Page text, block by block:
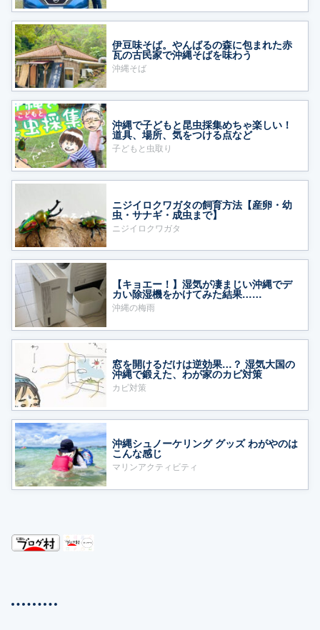
伊豆味そば。やんばるの森に包まれた赤
瓦の古民家で沖縄そばを味わう
沖縄そば
沖縄で子どもと昆虫採集めちゃ楽しい！
道具、場所、気をつける点など
子どもと虫取り
ニジイロクワガタの飼育方法【産卵・幼
虫・サナギ・成虫まで】
ニジイロクワガタ
【キョエー！】湿気が凄まじい沖縄でデ
カい除湿機をかけてみた結果……
沖縄の梅雨
窓を開けるだけは逆効果…？ 湿気大国の
沖縄で鍛えた、わが家のカビ対策
カビ対策
沖縄シュノーケリング グッズ わがやのは
こんな感じ
マリンアクティビティ